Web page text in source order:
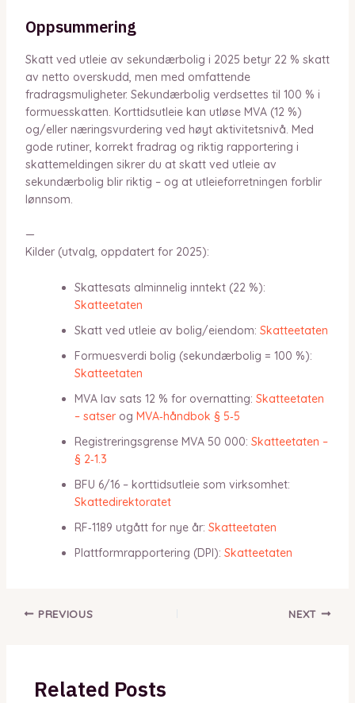
Oppsummering
Skatt ved utleie av sekundærbolig i 2025 betyr 22 % skatt
av netto overskudd, men med omfattende
fradragsmuligheter. Sekundærbolig verdsettes til 100 % i
formuesskatten. Korttidsutleie kan utløse MVA (12 %)
og/eller næringsvurdering ved høyt aktivitetsnivå. Med
gode rutiner, korrekt fradrag og riktig rapportering i
skattemeldingen sikrer du at skatt ved utleie av
sekundærbolig blir riktig – og at utleieforretningen forblir
lønnsom.
—
Kilder (utvalg, oppdatert for 2025):
Skattesats alminnelig inntekt (22 %):
Skatteetaten
Skatt ved utleie av bolig/eiendom: Skatteetaten
Formuesverdi bolig (sekundærbolig = 100 %):
Skatteetaten
MVA lav sats 12 % for overnatting: Skatteetaten
– satserog MVA‑håndbok § 5‑5
Registreringsgrense MVA 50 000: Skatteetaten –
§ 2‑1.3
BFU 6/16 – korttidsutleie som virksomhet:
Skattedirektoratet
RF‑1189 utgått for nye år: Skatteetaten
Plattformrapportering (DPI): Skatteetaten
PREVIOUS NEXT
Related Posts